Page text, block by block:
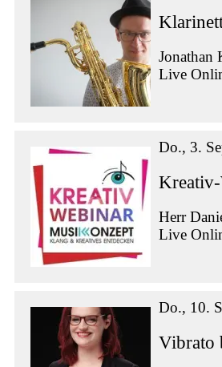
Jonathan
Live
Do., 3.
Herr
Live
Do., 10.
Vibrato